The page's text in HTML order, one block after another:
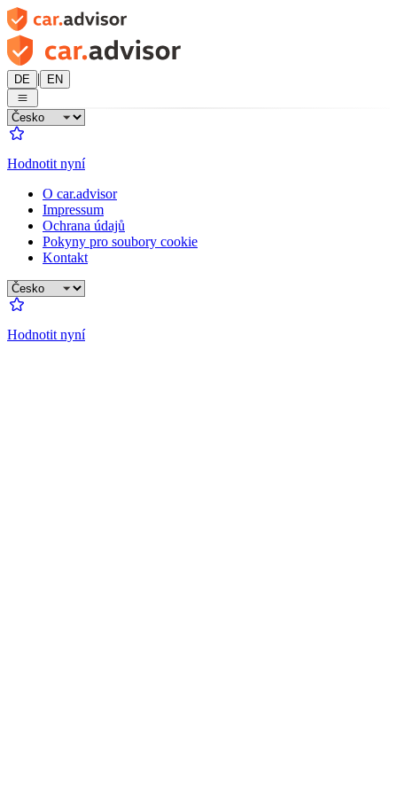
DE | EN
Hodnotit nyní
O car.advisor
Impressum
Ochrana údajů
Pokyny pro soubory cookie
Kontakt
Hodnotit nyní